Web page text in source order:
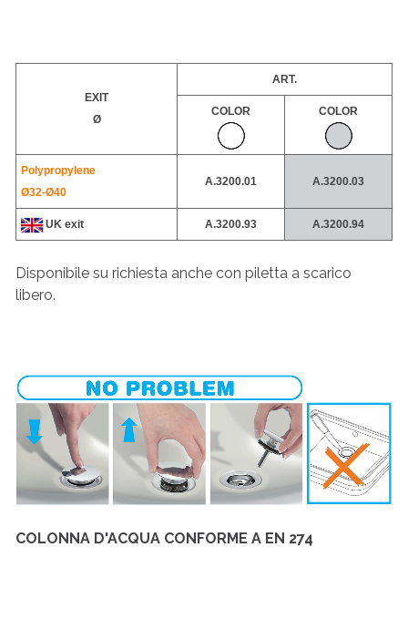
EXIT
Ø
ART.
COLOR COLOR
Polypropylene
Ø32-Ø40
A.3200.01 A.3200.03
UK exit A.3200.93 A.3200.94
Disponibile su richiesta anche con piletta a scarico
libero.
COLONNA D'ACQUA CONFORME A EN 274